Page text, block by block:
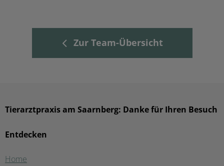
Zur Team-Übersicht
Entdecken
Home
Tierarztpraxis am Saarnberg: Danke für Ihren Besuch